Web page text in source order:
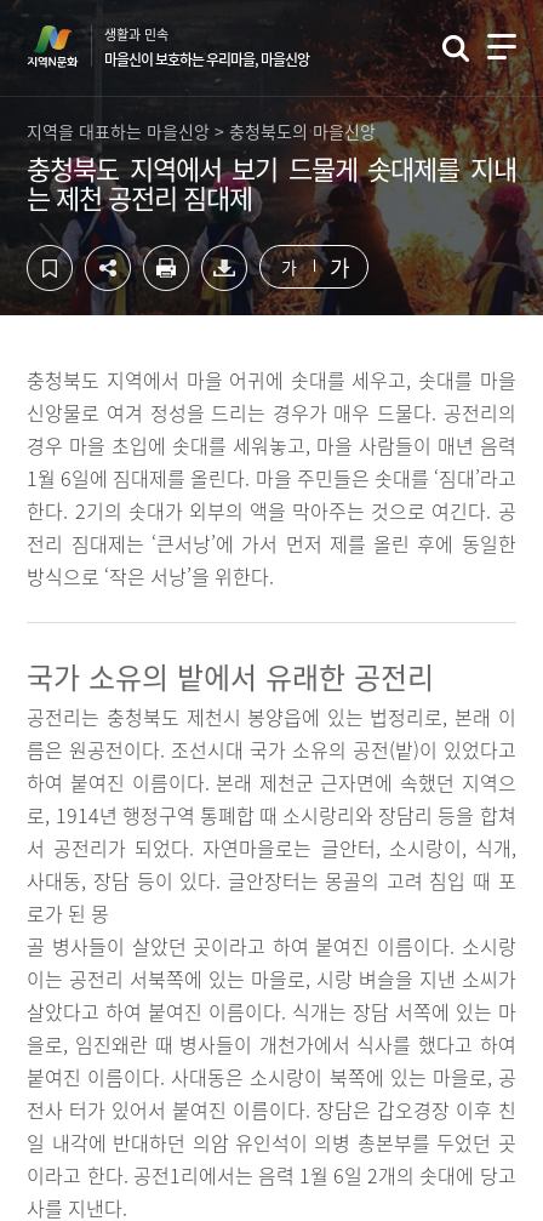
컨
영
바
기
하
역
로
생활과 민속
마을신이 보호하는 우리마을, 마을신앙
지역을 대표하는 마을신앙 > 충청북도의 마을신앙
충청북도 지역에서 보기 드물게 솟대제를 지내
는 제천 공전리 짐대제
가 가
충청북도 지역에서 마을 어귀에 솟대를 세우고, 솟대를 마을
신앙물로 여겨 정성을 드리는 경우가 매우 드물다. 공전리의
경우 마을 초입에 솟대를 세워놓고, 마을 사람들이 매년 음력
1월 6일에 짐대제를 올린다. 마을 주민들은 솟대를 ‘짐대’라고
한다. 2기의 솟대가 외부의 액을 막아주는 것으로 여긴다. 공
전리 짐대제는 ‘큰서낭’에 가서 먼저 제를 올린 후에 동일한
방식으로 ‘작은 서낭’을 위한다.
국가 소유의 밭에서 유래한 공전리
공전리는 충청북도 제천시 봉양읍에 있는 법정리로, 본래 이
름은 원공전이다. 조선시대 국가 소유의 공전(밭)이 있었다고
하여 붙여진 이름이다. 본래 제천군 근자면에 속했던 지역으
로, 1914년 행정구역 통폐합 때 소시랑리와 장담리 등을 합쳐
서 공전리가 되었다. 자연마을로는 글안터, 소시랑이, 식개,
사대동, 장담 등이 있다. 글안장터는 몽골의 고려 침입 때 포
로가 된 몽
골 병사들이 살았던 곳이라고 하여 붙여진 이름이다. 소시랑
이는 공전리 서북쪽에 있는 마을로, 시랑 벼슬을 지낸 소씨가
살았다고 하여 붙여진 이름이다. 식개는 장담 서쪽에 있는 마
을로, 임진왜란 때 병사들이 개천가에서 식사를 했다고 하여
붙여진 이름이다. 사대동은 소시랑이 북쪽에 있는 마을로, 공
전사 터가 있어서 붙여진 이름이다. 장담은 갑오경장 이후 친
일 내각에 반대하던 의암 유인석이 의병 총본부를 두었던 곳
이라고 한다. 공전1리에서는 음력 1월 6일 2개의 솟대에 당고
사를 지낸다.